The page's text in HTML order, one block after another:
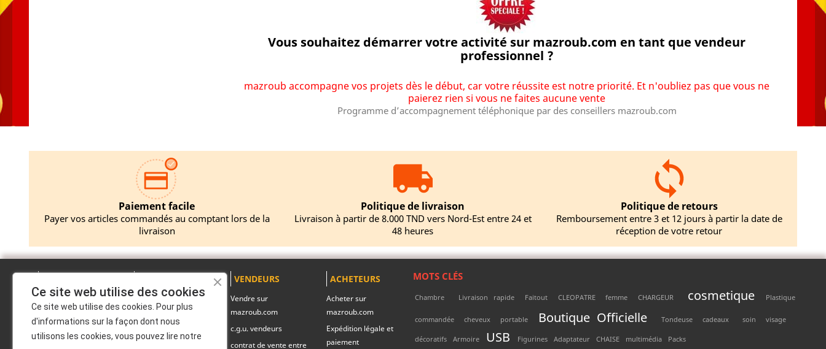
Vous souhaitez démarrer votre activité sur mazroub.com en tant que vendeur
professionnel ?
mazroub accompagne vos projets dès le début, car votre réussite est notre priorité. Et n'oubliez pas que vous ne
paierez rien si vous ne faites aucune vente
Programme d’accompagnement téléphonique par des conseillers mazroub.com
Paiement facile
Payer vos articles commandés au comptant lors de la
livraison
Politique de livraison
Livraison à partir de 8.000 TND vers Nord-Est entre 24 et
48 heures
Politique de retours
Remboursement entre 3 et 12 jours à partir la date de
réception de votre retour
Mentions légales
Politique de
Promotions
Nouveaux produits
Pack produits
VENDEURS
Vendre sur
mazroub.com
c.g.u. vendeurs
contrat de vente entre
ACHETEURS
Acheter sur
mazroub.com
Expédition légale et
paiement
MOTS CLÉS
Chambre Livraison rapide Faitout CLEOPATRE femme CHARGEUR cosmetique Plastique
commandée cheveux portable Boutique Officielle Tondeuse cadeaux soin visage
décoratifs Armoire USB Figurines Adaptateur CHAISE multimédia Packs
Ce site web utilise des cookies
Ce site web utilise des cookies. Pour plus
d'informations sur la façon dont nous
utilisons les cookies, vous pouvez lire notre